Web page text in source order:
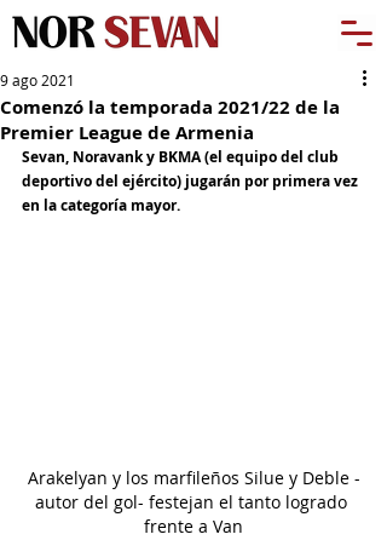
Comenzó la temporada 2021/22 de la
Premier League de Armenia
9 ago 2021
Sevan, Noravank y BKMA (el equipo del club
deportivo del ejército) jugarán por primera vez
en la categoría mayor.
Arakelyan y los marfileños Silue y Deble -
autor del gol- festejan el tanto logrado
frente a Van